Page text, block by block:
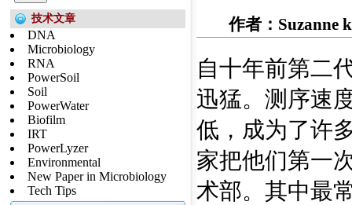
技术文章
DNA
Microbiology
RNA
PowerSoil
Soil
PowerWater
Biofilm
IRT
PowerLyzer
Environmental
New Paper in Microbiology
Tech Tips
作者：Suzanne
自十年前第二
迅猛。测序速
低，成为了许
家把他们第一
术部。其中最